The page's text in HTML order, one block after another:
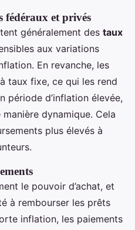
fédéraux et privés
généralement des taux
aux variations
En revanche, les
taux fixe, ce qui les rend
période d’inflation élevée,
dynamique. Cela
plus élevés à
le pouvoir d’achat, et
à rembourser les prêts
inflation, les paiements